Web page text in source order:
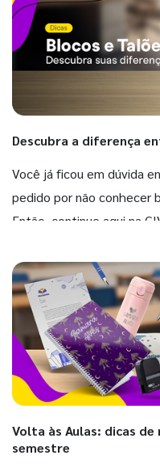
Descubra a diferença
Você já ficou em dúvida
pedido por não conhecer
Então, continue aqui na
Volta às Aulas: dicas
semestre